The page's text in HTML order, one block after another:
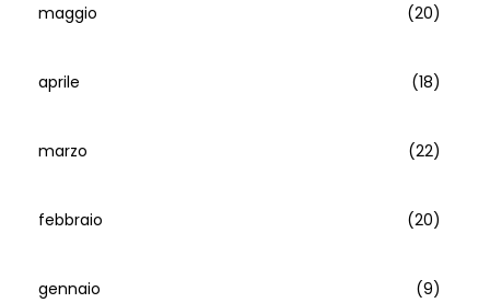
maggio (20)
aprile (18)
marzo (22)
febbraio (20)
gennaio (9)